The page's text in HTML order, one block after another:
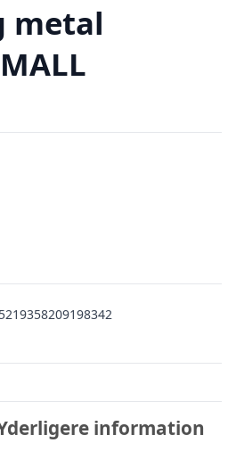
metal
information